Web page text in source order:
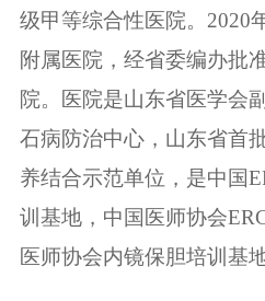
级甲等综合性医院。2020
附属医院，经省委编办批
院。医院是山东省医学会
石病防治中心，山东省首
养结合示范单位，是中国
训基地，中国医师协会
医师协会内镜保胆培训基地